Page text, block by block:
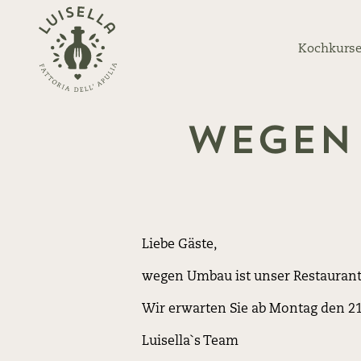
Zurück
zur
Startseite
Liebe Gäste,
wegen Umbau ist unser
Wir erwarten Sie ab Montag den
Luisella`s Team